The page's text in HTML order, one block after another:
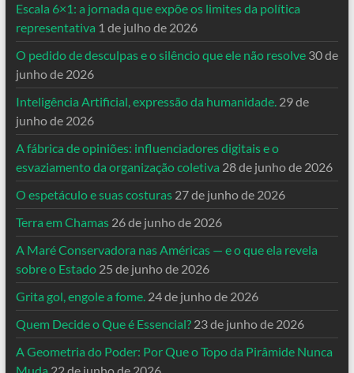
Escala 6×1: a jornada que expõe os limites da política
representativa 1 de julho de 2026
O pedido de desculpas e o silêncio que ele não resolve 30 de
junho de 2026
Inteligência Artificial, expressão da humanidade. 29 de
junho de 2026
A fábrica de opiniões: influenciadores digitais e o
esvaziamento da organização coletiva 28 de junho de 2026
O espetáculo e suas costuras 27 de junho de 2026
Terra em Chamas 26 de junho de 2026
A Maré Conservadora nas Américas — e o que ela revela
sobre o Estado 25 de junho de 2026
Grita gol, engole a fome. 24 de junho de 2026
Quem Decide o Que é Essencial? 23 de junho de 2026
A Geometria do Poder: Por Que o Topo da Pirâmide Nunca